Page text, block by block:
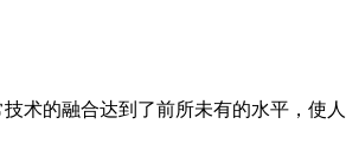
术的融合达到了前所未有的水平，使人